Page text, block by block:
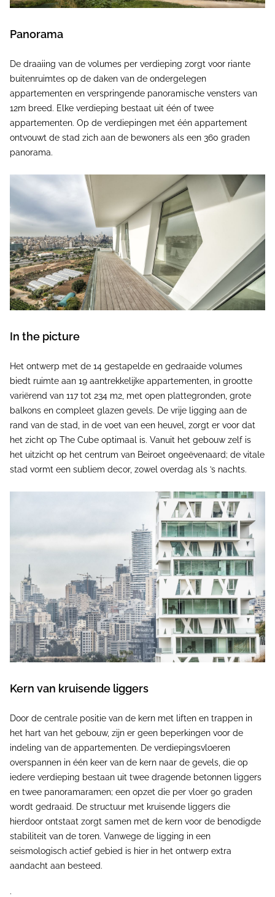
Panorama
De draaiing van de volumes per verdieping zorgt voor riante
buitenruimtes op de daken van de ondergelegen
appartementen en verspringende panoramische vensters van
12m breed. Elke verdieping bestaat uit één of twee
appartementen. Op de verdiepingen met één appartement
ontvouwt de stad zich aan de bewoners als een 360 graden
panorama.
In the picture
Het ontwerp met de 14 gestapelde en gedraaide volumes
biedt ruimte aan 19 aantrekkelijke appartementen, in grootte
variërend van 117 tot 234 m2, met open plattegronden, grote
balkons en compleet glazen gevels. De vrije ligging aan de
rand van de stad, in de voet van een heuvel, zorgt er voor dat
het zicht op The Cube optimaal is. Vanuit het gebouw zelf is
het uitzicht op het centrum van Beiroet ongeëvenaard; de vitale
stad vormt een subliem decor, zowel overdag als ’s nachts.
Kern van kruisende liggers
Door de centrale positie van de kern met liften en trappen in
het hart van het gebouw, zijn er geen beperkingen voor de
indeling van de appartementen. De verdiepingsvloeren
overspannen in één keer van de kern naar de gevels, die op
iedere verdieping bestaan uit twee dragende betonnen liggers
en twee panoramaramen; een opzet die per vloer 90 graden
wordt gedraaid. De structuur met kruisende liggers die
hierdoor ontstaat zorgt samen met de kern voor de benodigde
stabiliteit van de toren. Vanwege de ligging in een
seismologisch actief gebied is hier in het ontwerp extra
aandacht aan besteed.